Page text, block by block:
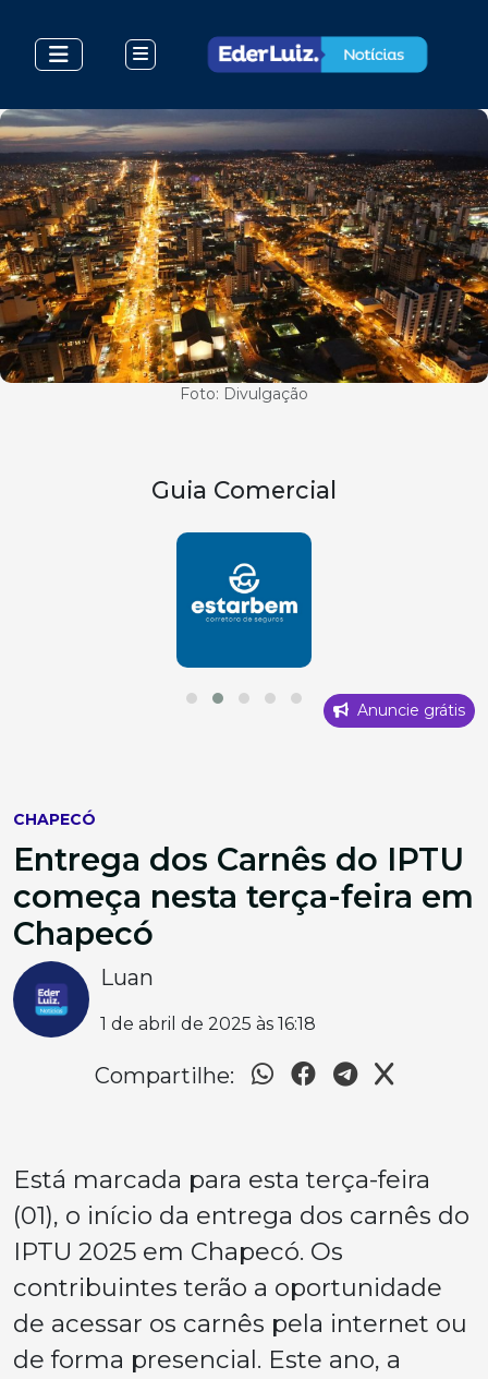
Foto: Divulgação
Guia Comercial
Anuncie grátis
CHAPECÓ
Entrega dos Carnês do IPTU
começa nesta terça-feira em
Chapecó
Luan
1 de abril de 2025 às 16:18
Compartilhe:
Está marcada para esta terça-feira
(01), o início da entrega dos carnês do
IPTU 2025 em Chapecó. Os
contribuintes terão a oportunidade
de acessar os carnês pela internet ou
de forma presencial. Este ano, a